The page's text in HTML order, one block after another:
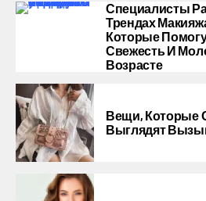
Специалисты
Трендах
Которые
Свежесть И
Возрасте
Вещи, Которые
Выглядят